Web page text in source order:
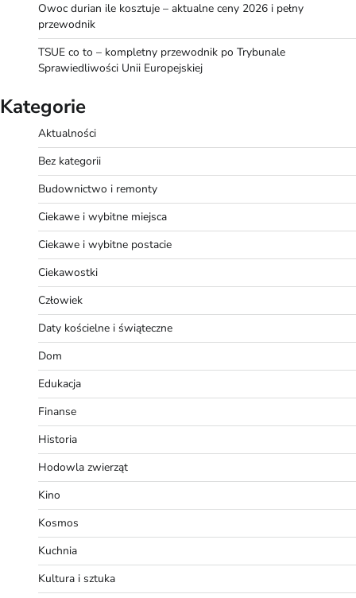
Owoc durian ile kosztuje – aktualne ceny 2026 i pełny
przewodnik
TSUE co to – kompletny przewodnik po Trybunale
Sprawiedliwości Unii Europejskiej
Kategorie
Aktualności
Bez kategorii
Budownictwo i remonty
Ciekawe i wybitne miejsca
Ciekawe i wybitne postacie
Ciekawostki
Człowiek
Daty kościelne i świąteczne
Dom
Edukacja
Finanse
Historia
Hodowla zwierząt
Kino
Kosmos
Kuchnia
Kultura i sztuka